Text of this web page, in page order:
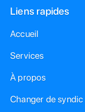
Liens rapides
Accueil
Services
À propos
Changer de syndic